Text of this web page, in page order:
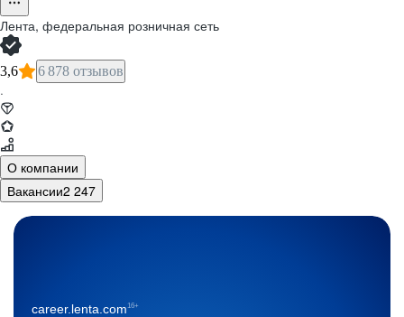
Лента, федеральная розничная сеть
3,6 6 878 отзывов
·
О компании
Вакансии2 247
career.lenta.com16+